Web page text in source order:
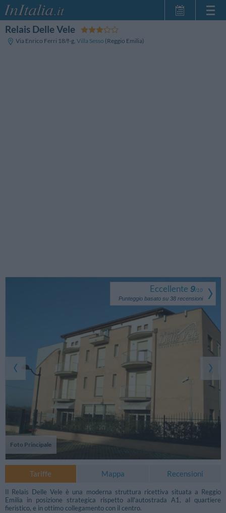
Relais Delle Vele
Via Enrico Ferri 18/f-g, Villa Sesso (Reggio Emilia)
Foto Principale
Eccellente 9/10
Punteggio basato su 38 recensioni
Tariffe Mappa Recensioni
Il Relais Delle Vele è una moderna struttura ricettiva situata a Reggio
Emilia in posizione strategica rispetto all'autostrada A1, al quartiere
fieristico, e in ottimo collegamento con il centro.